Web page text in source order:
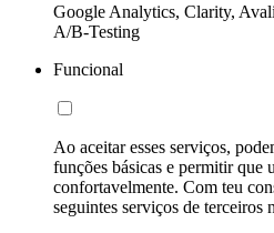
Google Analytics, Clarity,
A/B-Testing
Funcional
Ao aceitar esses serviços,
funções básicas e permitir que
confortavelmente. Com teu
seguintes serviços de terceiros